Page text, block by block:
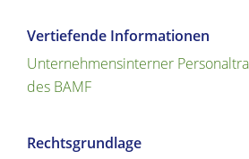
Vertiefende Informationen
Unternehmensinterner
des BAMF
Rechtsgrundlage